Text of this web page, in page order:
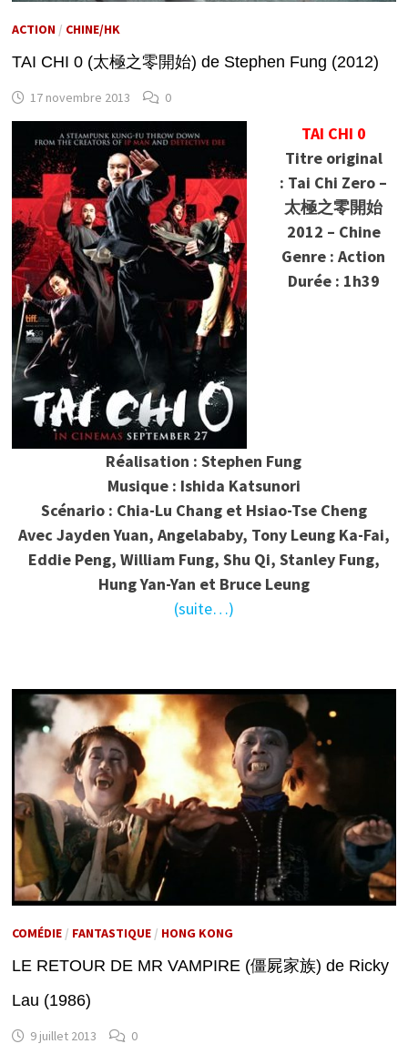
ACTION/ CHINE/HK
TAI CHI 0 (太極之零開始) de Stephen Fung (2012)
17 novembre 2013 0
TAI CHI 0
Titre original
: Tai Chi Zero –
太極之零開始
2012 – Chine
Genre : Action
Durée : 1h39
Réalisation : Stephen Fung
Musique : Ishida Katsunori
Scénario : Chia-Lu Chang et Hsiao-Tse Cheng
Avec Jayden Yuan, Angelababy, Tony Leung Ka-Fai,
Eddie Peng, William Fung, Shu Qi, Stanley Fung,
Hung Yan-Yan et Bruce Leung
(suite…)
COMÉDIE/ FANTASTIQUE/ HONG KONG
LE RETOUR DE MR VAMPIRE (僵屍家族) de Ricky
Lau (1986)
9 juillet 2013 0